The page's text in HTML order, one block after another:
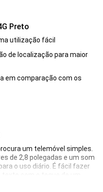
Preto
utilização fácil
de localização para maior
em comparação com os
um telemóvel simples.
de 2,8 polegadas e um som
o uso diário. É fácil fazer
com o toque de um
acessíveis